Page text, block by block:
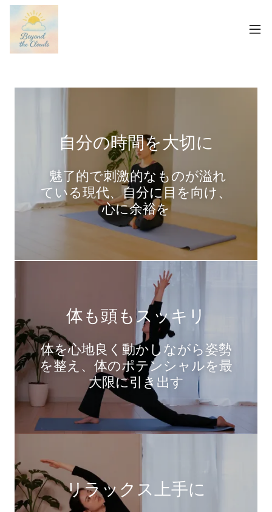
自分の時間を大切に
魅了的で刺激的なものが溢れ
ている現代、自分に目を向け、
心に余裕を
体も頭もスッキリ
体を心地良く動かしながら姿勢
を整え、体のポテンシャルを最
大限に引き出す
リラックス上手に